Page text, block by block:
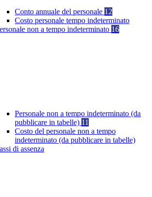
Conto annuale del personale 12
Costo personale tempo indeterminato
non a tempo indeterminato 16
Personale non a tempo indeterminato (da
pubblicare in tabelle) 11
Costo del personale non a tempo
indeterminato (da pubblicare in tabelle)
di assenza